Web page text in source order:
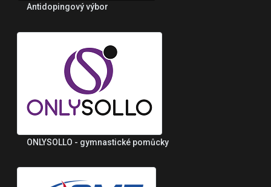
Antidopingový výbor
ONLYSOLLO - gymnastické pomůcky